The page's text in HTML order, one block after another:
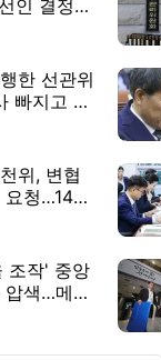
인 결정
한 선관위
빠지고 배
위, 변협
청…14일
조작' 중앙
색…메일
)